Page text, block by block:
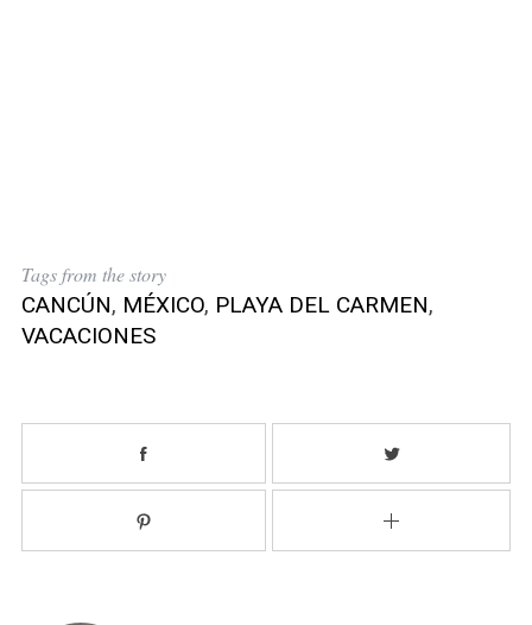
Tags from the story
CANCÚN, MÉXICO, PLAYA DEL CARMEN,
VACACIONES